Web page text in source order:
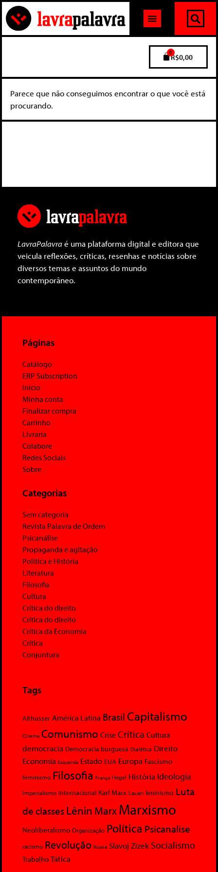
R$0,00
0
Parece que não conseguimos encontrar o que você está
procurando.
LavraPalavraé uma plataforma digital e editora que
veicula reflexões, críticas, resenhas e notícias sobre
diversos temas e assuntos do mundo
contemporâneo.
Páginas
Catálogo
ERP Subscription
Início
Minha conta
Finalizar compra
Carrinho
Livraria
Colabore
Redes Sociais
Sobre
Categorias
Sem categoria
Revista Palavra de Ordem
Psicanálise
Propaganda e agitação
Política e História
Literatura
Filosofia
Cultura
Crítica do direito
Crítica do direito
Crítica da Economia
Crítica
Conjuntura
Tags
Althusser América Latina Brasil Capitalismo
Cinema Comunismo Crise Crítica Cultura
democracia Democracia burguesa Dialética Direito
Economia Esquerda Estado EUA Europa Fascismo
feminismo Filosofia França Hegel História Ideologia
Imperialismo Internacional Karl Marx Lacan leninismo Luta
de classesLênin MarxMarxismo
Neoliberalismo Organização Política Psicanalise
racismo Revolução Rússia Slavoj Zizek Socialismo
Trabalho Tática